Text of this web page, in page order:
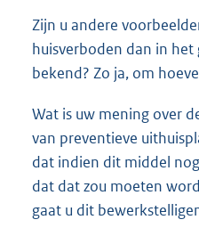
Zijn u andere
huisverboden dan in
bekend? Zo ja, om
Wat is uw mening over
van preventieve
dat indien dit middel
dat dat zou moeten
gaat u dit